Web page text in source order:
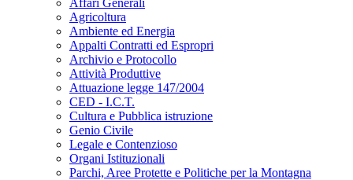
Affari Generali
Agricoltura
Ambiente ed Energia
Appalti Contratti ed Espropri
Archivio e Protocollo
Attività Produttive
Attuazione legge 147/2004
CED - I.C.T.
Cultura e Pubblica istruzione
Genio Civile
Legale e Contenzioso
Organi Istituzionali
Parchi, Aree Protette e Politiche per la Montagna